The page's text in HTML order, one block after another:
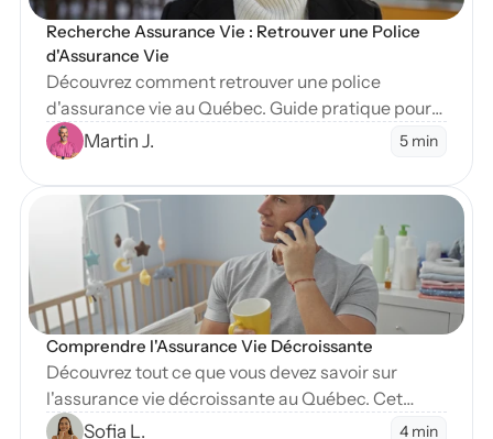
Recherche Assurance Vie : Retrouver une Police
d'Assurance Vie
Découvrez comment retrouver une police
d'assurance vie au Québec. Guide pratique pour
localiser des assurances non réclamées et
comprendre le rôle de l'OAP dans vos
recherches.
Martin J. 5 min
Blog
Comprendre l'Assurance Vie Décroissante
Découvrez tout ce que vous devez savoir sur
l'assurance vie décroissante au Québec. Cet
article explore ses avantages, son
Sofia L. 4 min